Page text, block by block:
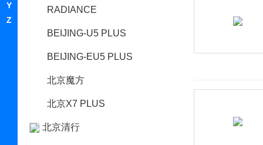
Y
Z
RADIANCE
BEIJING-U5 PLUS
BEIJING-EU5 PLUS
北京魔方
北京X7 PLUS
北京清行